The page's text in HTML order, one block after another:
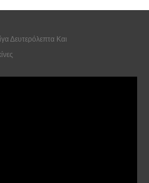
Δευτερόλεπτα Και